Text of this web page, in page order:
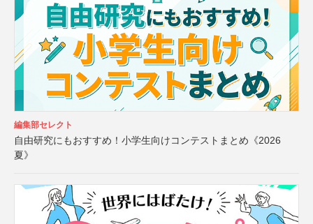
編集部セレクト
自由研究にもおすすめ！小学生向けコンテストまとめ《2026
夏》